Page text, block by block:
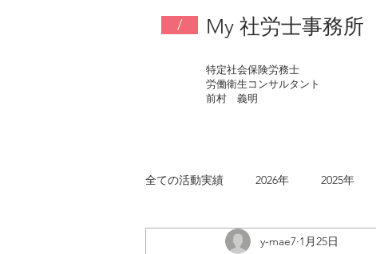
/ My 社労士事務所
特定社会保険労務士
労働衛生コンサルタント
​前村 義明
全ての活動実績 2026年 2025年
2016年 2015年
y-mae7 1月25日